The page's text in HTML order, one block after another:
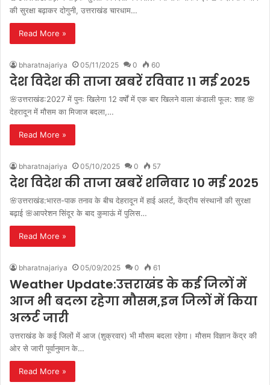
की सुरक्षा बढ़ाकर दोगुनी, उत्तराखंड चारधाम…
Read More »
bharatnajariya 05/11/2025 0 60
देश विदेश की ताजा खबरें रविवार 11 मई 2025
🌸उत्तराखंड:2027 में पुनः खिलेगा 12 वर्षों में एक बार खिलने वाला कंडाली फूल: शाह 🌸
देहरादून में मौसम का मिजाज बदला,…
Read More »
bharatnajariya 05/10/2025 0 57
देश विदेश की ताजा खबरें शनिवार 10 मई 2025
🌸उत्तराखंड:भारत-पाक तनाव के बीच देहरादून में हाई अलर्ट, केंद्रीय संस्थानों की सुरक्षा
बढ़ाई 🌸आपरेशन सिंदूर के बाद कुमाऊं में पुलिस…
Read More »
bharatnajariya 05/09/2025 0 61
Weather Update:उत्तराखंड के कई जिलों में
आज भी बदला रहेगा मौसम,इन जिलों में किया
अलर्ट जारी
उत्तराखंड के कई जिलों में आज (शुक्रवार) भी मौसम बदला रहेगा। मौसम विज्ञान केंद्र की
ओर से जारी पूर्वानुमान के…
Read More »